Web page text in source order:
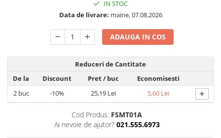
Pachete Promotionale
Pachete 2 Folii de Sticlă
Produse
IN STOC
Data de livrare: maine, 07.08.2026
ADAUGA IN COS
Reduceri de Cantitate
De la
Discount Pret/ buc
Economisesti
2buc -10% 25,19 Lei 5,60 Lei +
Cod Produs: FSMT01A
Ai nevoie de ajutor? 021.555.6973